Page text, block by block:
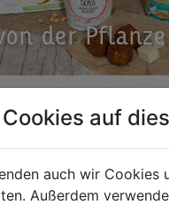
der Pflan­ze
auf
auch wir Cookies
Außerdem